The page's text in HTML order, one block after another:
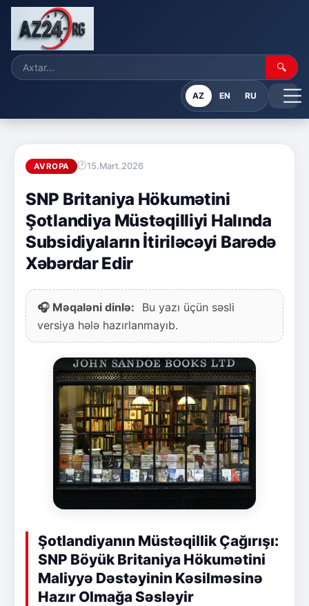
🔍
AZ EN RU
AVROPA 15.Mart.2026
SNP Britaniya Hökumətini
Şotlandiya Müstəqilliyi Halında
Subsidiyaların İtiriləcəyi Barədə
Xəbərdar Edir
🎧 Məqaləni dinlə:
Bu yazı üçün səsli
versiya hələ hazırlanmayıb.
Şotlandiyanın Müstəqillik Çağırışı:
SNP Böyük Britaniya Hökumətini
Maliyyə Dəstəyinin Kəsilməsinə
Hazır Olmağa Səsləyir